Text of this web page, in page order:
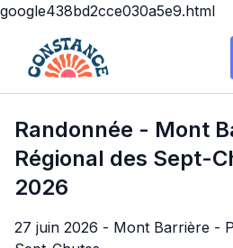
google438bd2cce030a5e9.html
Randonnée - Mont
Régional des Sept-
2026
27 juin 2026 - Mont Barrière -